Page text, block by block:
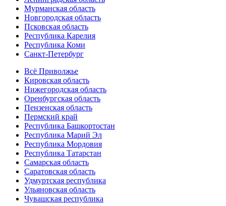
Мурманская область
Новгородская область
Псковская область
Республика Карелия
Республика Коми
Санкт-Петербург
Всё Приволжье
Кировская область
Нижегородская область
Оренбургская область
Пензенская область
Пермский край
Республика Башкортостан
Республика Марий Эл
Республика Мордовия
Республика Татарстан
Самарская область
Саратовская область
Удмуртская республика
Ульяновская область
Чувашская республика